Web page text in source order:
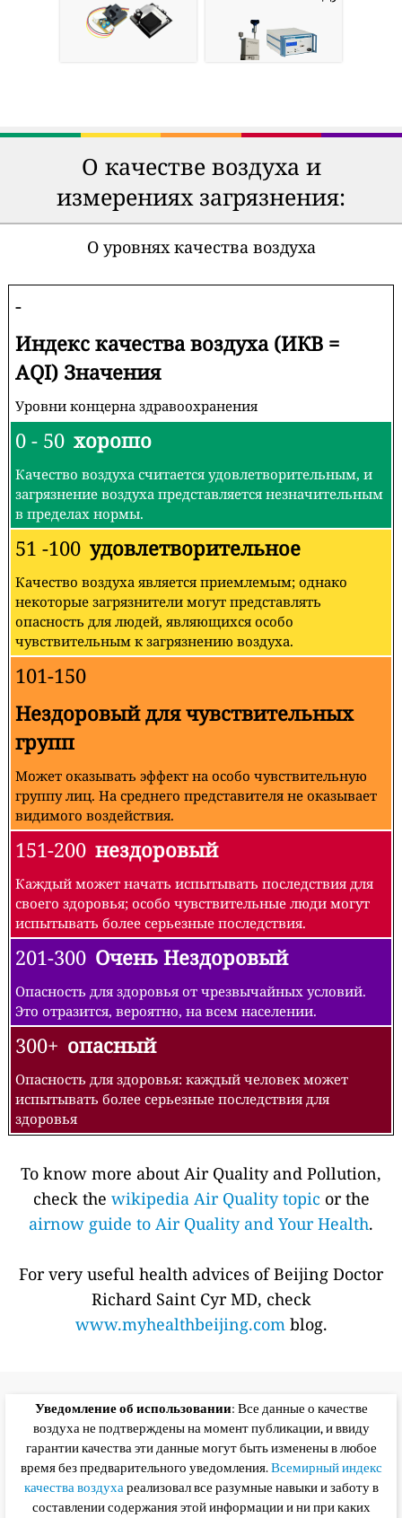
О качестве воздуха и
измерениях загрязнения:
О уровнях качества воздуха
-
Индекс качества воздуха (ИКВ =
AQI) Значения
Уровни концерна здравоохранения
0 - 50 хорошо
Качество воздуха считается удовлетворительным, и
загрязнение воздуха представляется незначительным
в пределах нормы.
51 -100 удовлетворительное
Качество воздуха является приемлемым; однако
некоторые загрязнители могут представлять
опасность для людей, являющихся особо
чувствительным к загрязнению воздуха.
101-150
Нездоровый для чувствительных
групп
Может оказывать эффект на особо чувствительную
группу лиц. На среднего представителя не оказывает
видимого воздействия.
151-200 нездоровый
Каждый может начать испытывать последствия для
своего здоровья; особо чувствительные люди могут
испытывать более серьезные последствия.
201-300 Очень Нездоровый
Опасность для здоровья от чрезвычайных условий.
Это отразится, вероятно, на всем населении.
300+ опасный
Опасность для здоровья: каждый человек может
испытывать более серьезные последствия для
здоровья
To know more about Air Quality and Pollution,
check the wikipedia Air Quality topic or the
airnow guide to Air Quality and Your Health.
For very useful health advices of Beijing Doctor
Richard Saint Cyr MD, check
www.myhealthbeijing.comblog.
Уведомление об использовании: Все данные о качестве
воздуха не подтверждены на момент публикации, и ввиду
гарантии качества эти данные могут быть изменены в любое
время без предварительного уведомления.Всемирный индекс
качества воздухареализовал все разумные навыки и заботу в
составлении содержания этой информации и ни при каких